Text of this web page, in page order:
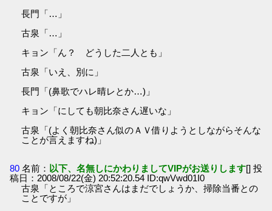
長門「…」
古泉「…」
キョン「ん？ どうした二人とも」
古泉「いえ、別に」
長門「(鼻歌でハレ晴レとか…)」
キョン「にしても朝比奈さん遅いな」
古泉「(よく朝比奈さん似のＡＶ借りようとしながらそんな
ことが言えますね)」
80 名前： 以下、名無しにかわりましてVIPがお送りします[] 投
稿日：2008/08/22(金) 20:52:20.54 ID:qwVwd01I0
古泉「ところで涼宮さんはまだでしょうか、掃除当番との
ことですが」